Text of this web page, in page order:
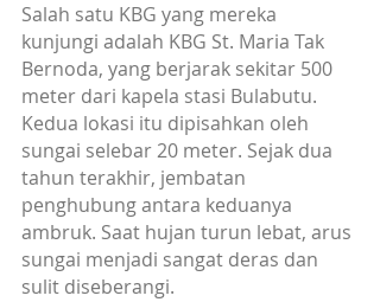
Salah satu KBG yang mereka
kunjungi adalah KBG St. Maria Tak
Bernoda, yang berjarak sekitar 500
meter dari kapela stasi Bulabutu.
Kedua lokasi itu dipisahkan oleh
sungai selebar 20 meter. Sejak dua
tahun terakhir, jembatan
penghubung antara keduanya
ambruk. Saat hujan turun lebat, arus
sungai menjadi sangat deras dan
sulit diseberangi.